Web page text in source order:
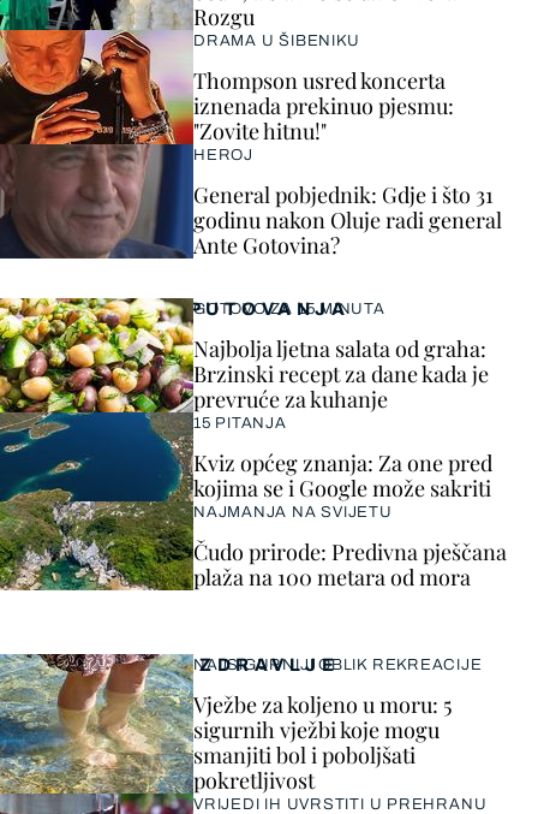
Rozgu
DRAMA U ŠIBENIKU
Thompson usred koncerta
iznenada prekinuo pjesmu:
"Zovite hitnu!"
HEROJ
General pobjednik: Gdje i što 31
godinu nakon Oluje radi general
Ante Gotovina?
ZDRAVLJE
NAJSIGURNIJI OBLIK REKREACIJE
Vježbe za koljeno u moru: 5
sigurnih vježbi koje mogu
smanjiti bol i poboljšati
pokretljivost
VRIJEDI IH UVRSTITI U PREHRANU
PUTOVANJA
GOTOVO ZA 15 MINUTA
Najbolja ljetna salata od graha:
Brzinski recept za dane kada je
prevruće za kuhanje
15 PITANJA
Kviz općeg znanja: Za one pred
kojima se i Google može sakriti
NAJMANJA NA SVIJETU
Čudo prirode: Predivna pješčana
plaža na 100 metara od mora